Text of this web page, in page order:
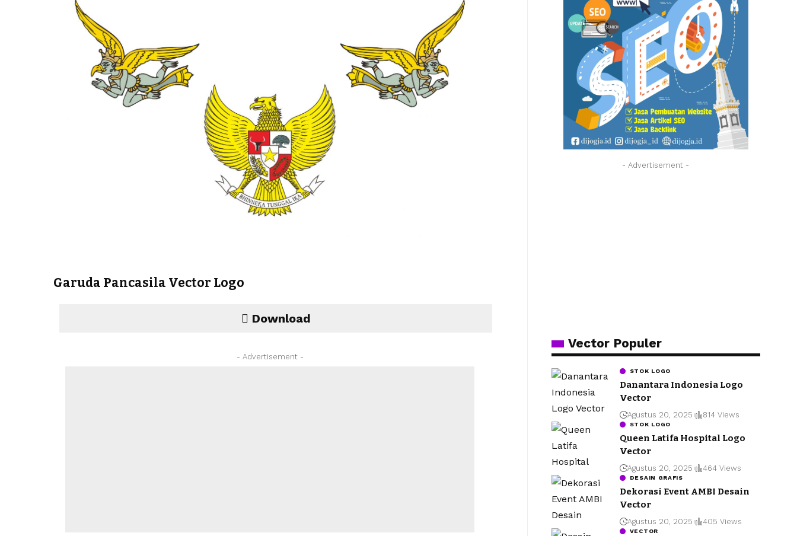
Garuda Pancasila Vector Logo
Download
- Advertisement -
- Advertisement -
Vector Populer
STOK LOGO
Danantara Indonesia Logo
Vector
Agustus 20, 2025 814 Views
STOK LOGO
Queen Latifa Hospital Logo
Vector
Agustus 20, 2025 464 Views
DESAIN GRAFIS
Dekorasi Event AMBI Desain
Vector
Agustus 20, 2025 405 Views
VECTOR